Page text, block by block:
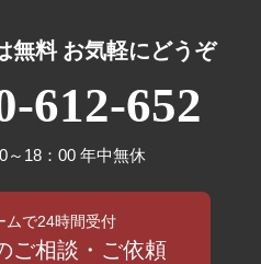
無料 お気軽にどうぞ
612-652
～18：00 年中無休
ムで24時間受付
ご相談・ご依頼